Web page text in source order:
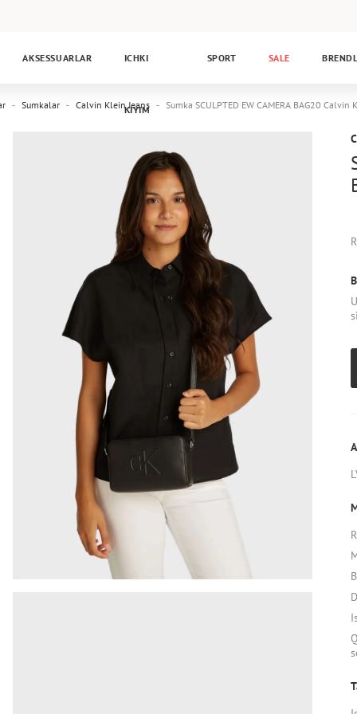
AKSESSUARLAR ICHKI
KIYIM
SPORT SALE
Sumkalar Calvin Klein Jeans Sumka SCULPTED EW CAMERA BAG20